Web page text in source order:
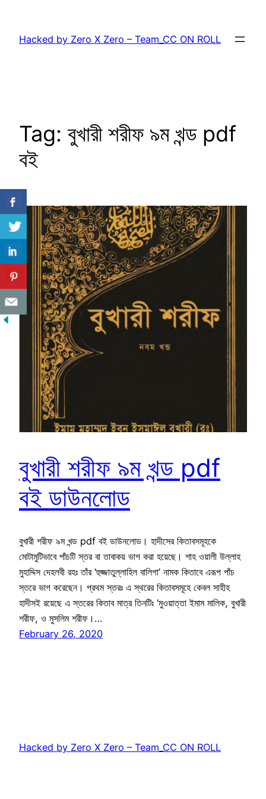
content
Hacked by Zero X Zero – Team_CC ON ROLL
Tag: বুখারী শরীফ ৯ম খন্ড pdf
বই
বুখারী শরীফ ৯ম খন্ড pdf
বই ডাউনলোড
বুখারী শরীফ ৯ম খন্ড pdf বই ডাউনলোড। হাদীসের কিতাবসমূহকে
মোটামুটিভাবে পাঁচটি স্তর বা তাবাকয় ভাগ করা হয়েছে। শাহ ওয়ালী উল্লাহ
মুহাদ্দিস দেহলবী রহঃ তাঁর ‘হুজ্জাতুল্লাহিল বালিগা’ নামক কিতাবে এরূপ পাঁচ
স্তরে ভাগ করেছেন। প্রথম স্তরঃ এ স্থরের কিতাবসমূহে কেবল সাহীহ
হাদীসই রয়েছে এ স্তরের কিতাব মাত্র তিনটিঃ ‘মুওয়াত্তা ইমাম মালিক, বুখারী
শরীফ, ও মুসলিম শরীফ।…
February 26, 2020
Hacked by Zero X Zero – Team_CC ON ROLL